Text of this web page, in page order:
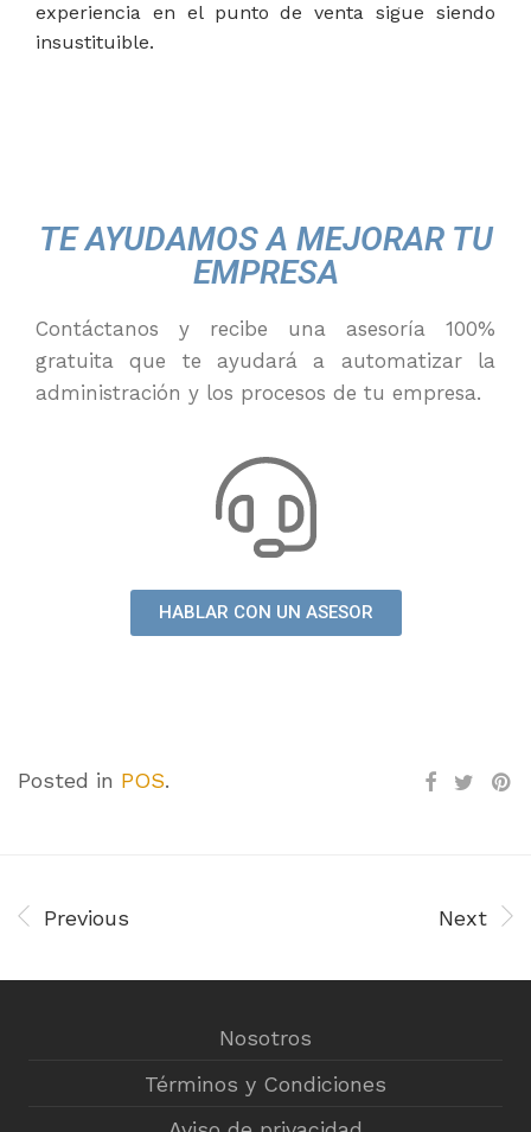
experiencia en el punto de venta sigue siendo
insustituible.
TE AYUDAMOS A MEJORAR TU
EMPRESA
Contáctanos y recibe una asesoría 100%
gratuita que te ayudará a automatizar la
administración y los procesos de tu empresa.
HABLAR CON UN ASESOR
Posted in POS.
Previous Next
Nosotros
Términos y Condiciones